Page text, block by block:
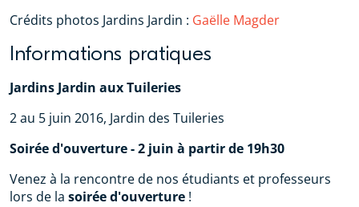
Crédits photos Jardins Jardin : Gaëlle Magder
Informations pratiques
Jardins Jardin aux Tuileries
2 au 5 juin 2016, Jardin des Tuileries
Soirée d'ouverture - 2 juin à partir de 19h30
Venez à la rencontre de nos étudiants et professeurs
lors de la soirée d'ouverture !